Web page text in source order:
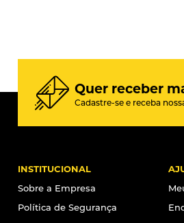
Quer receber
Cadastre-se e receba
INSTITUCIONAL
Sobre a Empresa
Política de Segurança